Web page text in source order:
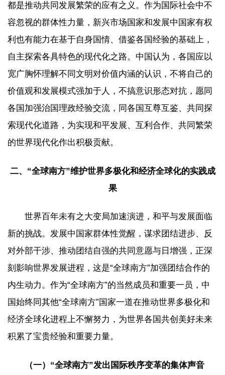
都是推动共同发展繁荣的应有之义。作为国际社会中不
容忽视的群体性力量，新兴市场国家和发展中国家有权
利也有能力在基于自身国情、借鉴各国经验的基础上，
自主探索各具特色的现代化之路。中国认为，各国应以
宽广胸怀理解不同文明对价值内涵的认识，不将自己的
价值观和发展模式强加于人，不搞意识形态对抗，愿同
各国加强治国理政经验交流，同各国互尊互鉴、共同探
索现代化道路，为实现和平发展、互利合作、共同繁荣
的世界现代化作出积极贡献。
二、“全球南方”维护世界多极化和经济全球化的实践成
果
世界百年未有之大变局加速演进，和平与发展面临
新的挑战。发展中国家群体性觉醒，谋求团结进步、反
对外部干涉、推动团结自强的共同意愿与日增强，正深
刻影响世界发展进程，这是“全球南方”加强团结合作的
内生动力。作为“全球南方”的当然成员和重要一员，中
国始终同其他“全球南方”国家一道在推动世界多极化和
经济全球化进程上不懈努力，为世界各国共创美好未来
积累了宝贵经验和重要力量。
（一）“全球南方”发出国际秩序变革的集体声音